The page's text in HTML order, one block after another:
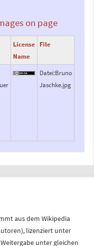
on page
License
Name
File
Datei:Bruno
Jaschke.jpg
aus dem Wikipedia
), lizenziert unter
unter gleichen